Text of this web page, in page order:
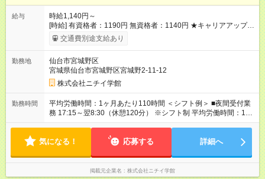
給与
時給1,140円～
[時給] 有資格者：1190円 無資格者：1140円 ★キャリアアップ制
度あり 進級により給与がアップします！ 【試用期間】試用期間
あり 試用期間の長さ：3ヶ月 雇用形態、給与は本採用時と同じ
交通費別途支給あり
勤務地
仙台市宮城野区
宮城県仙台市宮城野区宮城野2-11-12
株式会社ニチイ学館
勤務時間
平均労働時間：1ヶ月あたり110時間 ＜シフト例＞ ■夜間受付業
務 17:15～翌8:30（休憩120分） ※シフト制 平均労働時間：1ヶ
月あたり110時間 ＜シフト例＞ ■夜間受付業務 17:15～翌
気になる！ 応募する 詳細へ
掲載元企業名 株式会社ニチイ学館